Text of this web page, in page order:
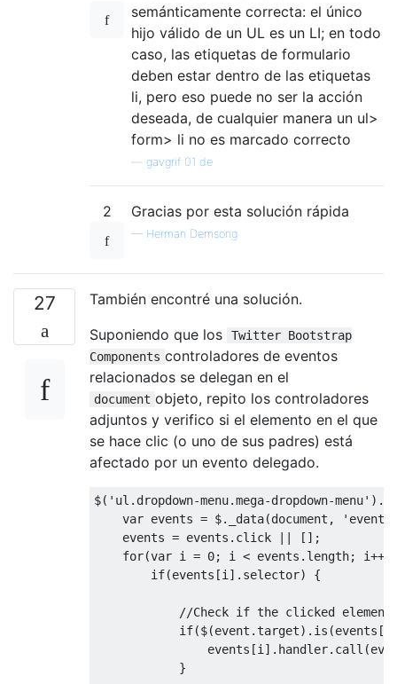
semánticamente correcta: el único
hijo válido de un UL es un LI; en todo
caso, las etiquetas de formulario
deben estar dentro de las etiquetas
li, pero eso puede no ser la acción
deseada, de cualquier manera un ul>
form> li no es marcado correcto
gavgrif 01 de
2 Gracias por esta solución rápida
— Herman Demsong
27
También encontré una solución.
Suponiendo que los
Twitter Bootstrap
Components controladores de eventos
relacionados se delegan en el
document objeto, repito los controladores
adjuntos y verifico si el elemento en el que
se hace clic (o uno de sus padres) está
afectado por un evento delegado.
$( 'ul.dropdown-menu.mega-dropdown-menu' ).
var events = $. _data(document ,
    events
= events . click ||
[];
for(var i = 0; i < events . length; i++)
if(events [i ]. selector) {
//Check if the clicked element
if($(event .target). is (events [
                events
[i ]. handler. call (
}